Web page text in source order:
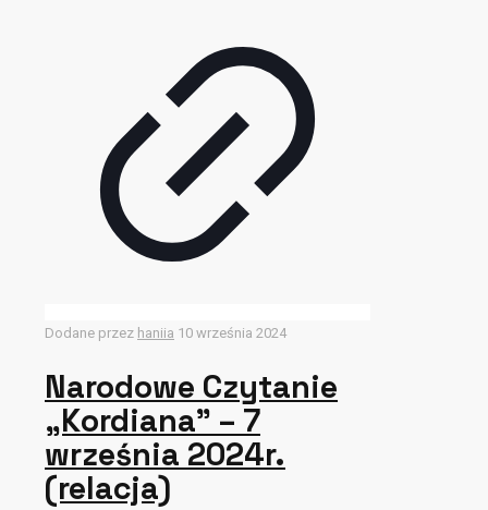
Dodane przez haniia 10 września 2024
Narodowe Czytanie
„Kordiana” – 7
września 2024r.
(relacja)